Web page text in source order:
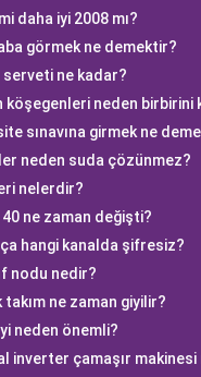
daha iyi 2008 mı?
görmek ne demektir?
serveti ne kadar?
köşegenleri neden birbirini
sınavına girmek ne
neden suda çözünmez?
nelerdir?
ne zaman değişti?
hangi kanalda şifresiz?
nodu nedir?
ne zaman giyilir?
neden önemli?
inverter çamaşır makinesi